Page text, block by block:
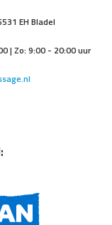
EH Bladel
| Zo: 9:00 - 20:00 uur